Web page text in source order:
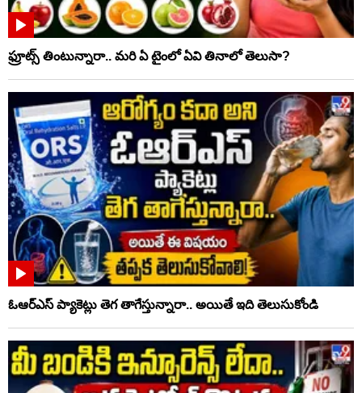
ఫ్రూట్స్‌ తింటున్నారా.. మరి ఏ టైంలో ఏవి తినాలో తెలుసా?
ఓఆర్‌ఎస్‌ ప్యాకెట్లు తెగ తాగేస్తున్నారా.. అయితే ఇది తెలుసుకోండి